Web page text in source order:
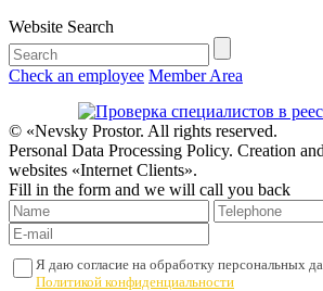
Website Search
Check an employee Member Area
© «Nevsky Prostor. All rights reserved.
Personal Data Processing Policy. Creation
websites «Internet Clients».
Fill in the form and we will call you back
Я даю согласие на обработку персональных
Политикой конфиденциальности